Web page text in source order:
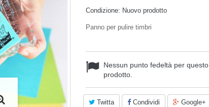
Condizione: Nuovo prodotto
Panno per pulire timbri
Nessun punto fedeltà per questo
prodotto.
Twitta Condividi Google+